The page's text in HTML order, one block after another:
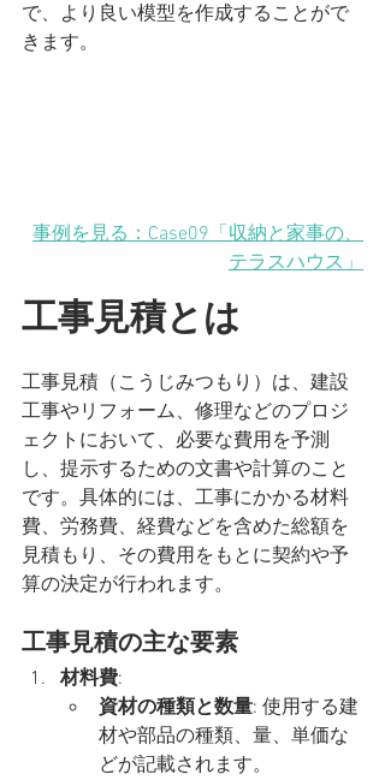
で、より良い模型を作成することがで
きます。
事例を見る：Case09「収納と家事の、
テラスハウス」
工事見積とは
工事見積（こうじみつもり）は、建設
工事やリフォーム、修理などのプロジ
ェクトにおいて、必要な費用を予測
し、提示するための文書や計算のこと
です。具体的には、工事にかかる材料
費、労務費、経費などを含めた総額を
見積もり、その費用をもとに契約や予
算の決定が行われます。
工事見積の主な要素
材料費:
資材の種類と数量: 使用する建
材や部品の種類、量、単価な
どが記載されます。